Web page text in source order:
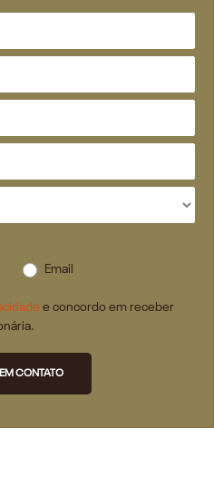
Email
e concordo em receber
CONTATO